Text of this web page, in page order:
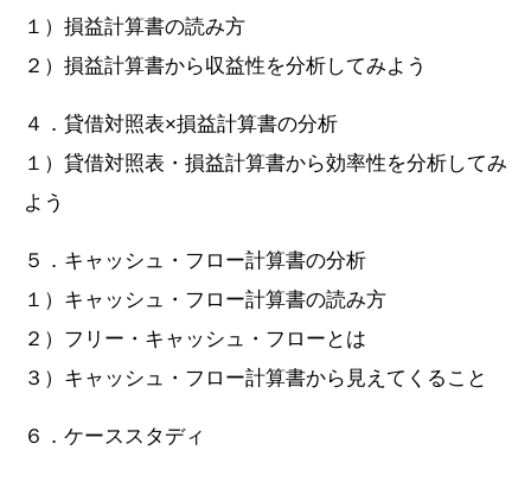
１）損益計算書の読み方
２）損益計算書から収益性を分析してみよう
４．貸借対照表×損益計算書の分析
１）貸借対照表・損益計算書から効率性を分析してみ
よう
５．キャッシュ・フロー計算書の分析
１）キャッシュ・フロー計算書の読み方
２）フリー・キャッシュ・フローとは
３）キャッシュ・フロー計算書から見えてくること
６．ケーススタディ